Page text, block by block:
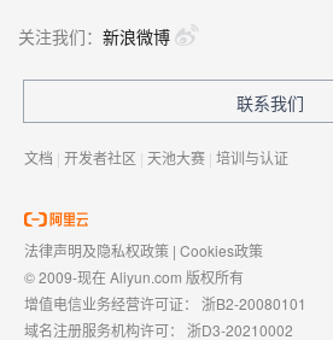
关注我们： 新浪微博
联系我们
文档 | 开发者社区 | 天池大赛 | 培训与认证
法律声明及隐私权政策 | Cookies政策
© 2009-现在 Aliyun.com 版权所有
增值电信业务经营许可证： 浙B2-20080101
域名注册服务机构许可： 浙D3-20210002